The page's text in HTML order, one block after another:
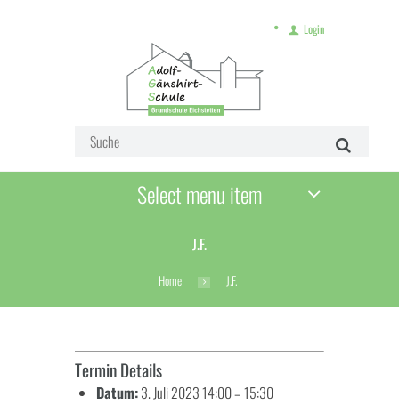
Login
Select menu item
J.F.
Home J.F.
Termin Details
Datum:3. Juli 2023 14:00–15:30